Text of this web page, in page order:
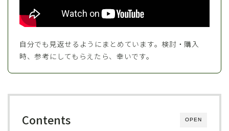
自分でも見返せるようにまとめています。検討・購入
時、参考にしてもらえたら、幸いです。
OPEN
Contents